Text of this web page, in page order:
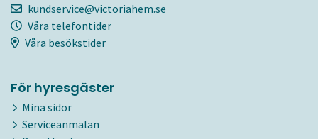
kundservice@victoriahem.se
Våra telefontider
Våra besökstider
För hyresgäster
Mina sidor
Serviceanmälan